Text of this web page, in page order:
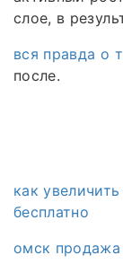
слое, в
вся правда о
после.
как
бесплатно
омск продажа